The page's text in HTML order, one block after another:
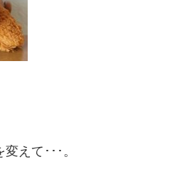
えて･･･。